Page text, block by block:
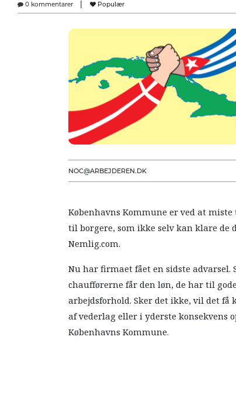
0 kommentarer Populær
NOC@ARBEJDEREN.DK
Københavns Kommune er ved at
til borgere, som ikke selv kan klare
Nemlig.com.
Nu har firmaet fået en sidste advarsel.
chaufførerne får den løn, de har til
arbejdsforhold. Sker det ikke, vil det få
af vederlag eller i yderste
Københavns Kommune.